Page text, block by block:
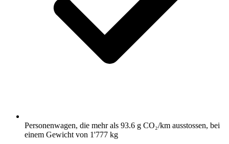
Personenwagen, die mehr als 93.6 g CO₂/km ausstossen, bei
einem Gewicht von 1'777 kg